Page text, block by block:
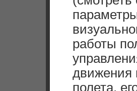
работы
движения
полета,